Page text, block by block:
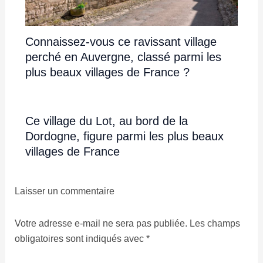
Connaissez-vous ce ravissant village
perché en Auvergne, classé parmi les
plus beaux villages de France ?
Ce village du Lot, au bord de la
Dordogne, figure parmi les plus beaux
villages de France
Laisser un commentaire
Votre adresse e-mail ne sera pas publiée. Les champs
obligatoires sont indiqués avec *